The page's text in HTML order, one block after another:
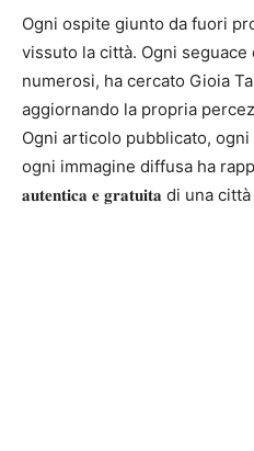
Ogni ospite giunto da fuori
vissuto la città. Ogni
numerosi, ha cercato Gioia
aggiornando la propria
Ogni articolo pubblicato,
ogni immagine diffusa ha
𝐚𝐮𝐭𝐞𝐧𝐭𝐢𝐜𝐚 𝐞 𝐠𝐫𝐚𝐭𝐮𝐢𝐭𝐚 di una